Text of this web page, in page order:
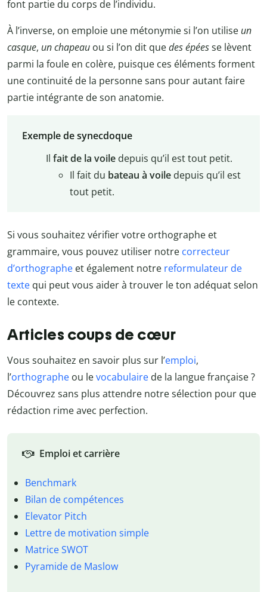
font partie du corps de l’individu.
À l’inverse, on emploie une métonymie si l’on utilise un
casque, un chapeau ou si l’on dit quedes épéesse lèvent
parmi la foule en colère, puisque ces éléments forment
une continuité de la personne sans pour autant faire
partie intégrante de son anatomie.
Exemple de synecdoque
Il fait de la voiledepuis qu’il est tout petit.
Il fait du bateau à voiledepuis qu’il est
tout petit.
Si vous souhaitez vérifier votre orthographe et
grammaire, vous pouvez utiliser notre correcteur
d’orthographe et également notre reformulateur de
texte qui peut vous aider à trouver le ton adéquat selon
le contexte.
Articles coups de cœur
Vous souhaitez en savoir plus sur l’emploi,
l’orthographe ou levocabulaire de la langue française ?
Découvrez sans plus attendre notre sélection pour que
rédaction rime avec perfection.
Emploi et carrière
Benchmark
Bilan de compétences
Elevator Pitch
Lettre de motivation simple
Matrice SWOT
Pyramide de Maslow